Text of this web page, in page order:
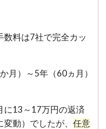
料は7社で完全カッ
月）～5年（60ヵ月）
に13～17万円の返済
動）でしたが、 任意